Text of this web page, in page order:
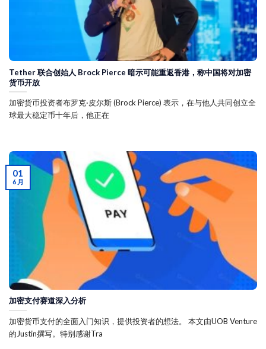
Tether 联合创始人 Brock Pierce 暗示可能重返香港，称中国将对加密
货币开放
加密货币投资者布罗克·皮尔斯 (Brock Pierce) 表示，在与他人共同创立全
球最大稳定币十年后，他正在
加密支付赛道深入分析
加密货币支付的全面入门知识，提供投资者的想法。 本文由UOB Venture
的Justin撰写。特别感谢Tra
01
6 月